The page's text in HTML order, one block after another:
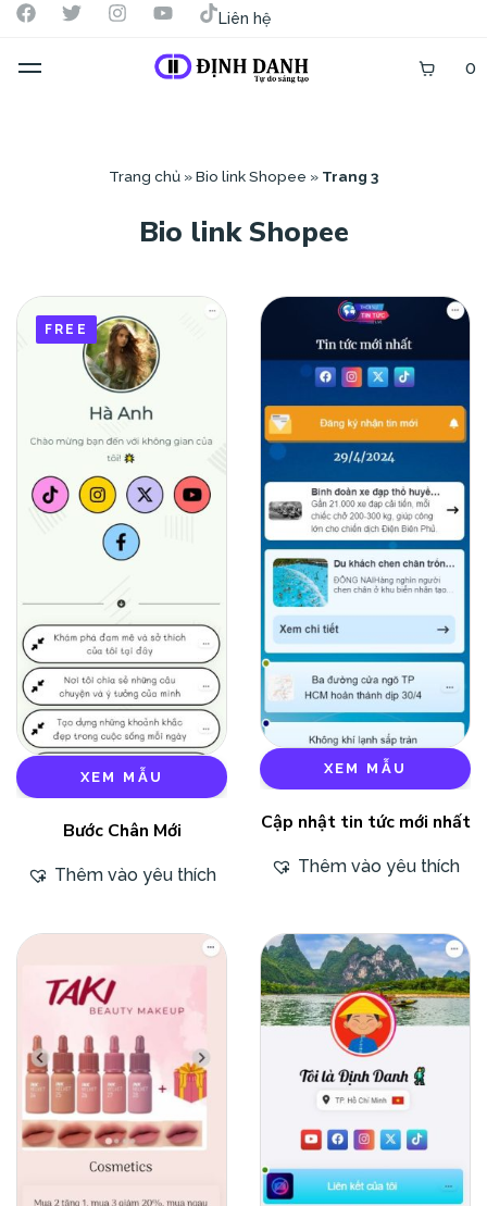
Liên hệ
0
Trang chủ »Bio link Shopee » Trang 3
Bio link Shopee
FREE
XEM MẪU
Bước Chân Mới
Thêm vào yêu thích
XEM MẪU
Cập nhật tin tức mới nhất
Thêm vào yêu thích